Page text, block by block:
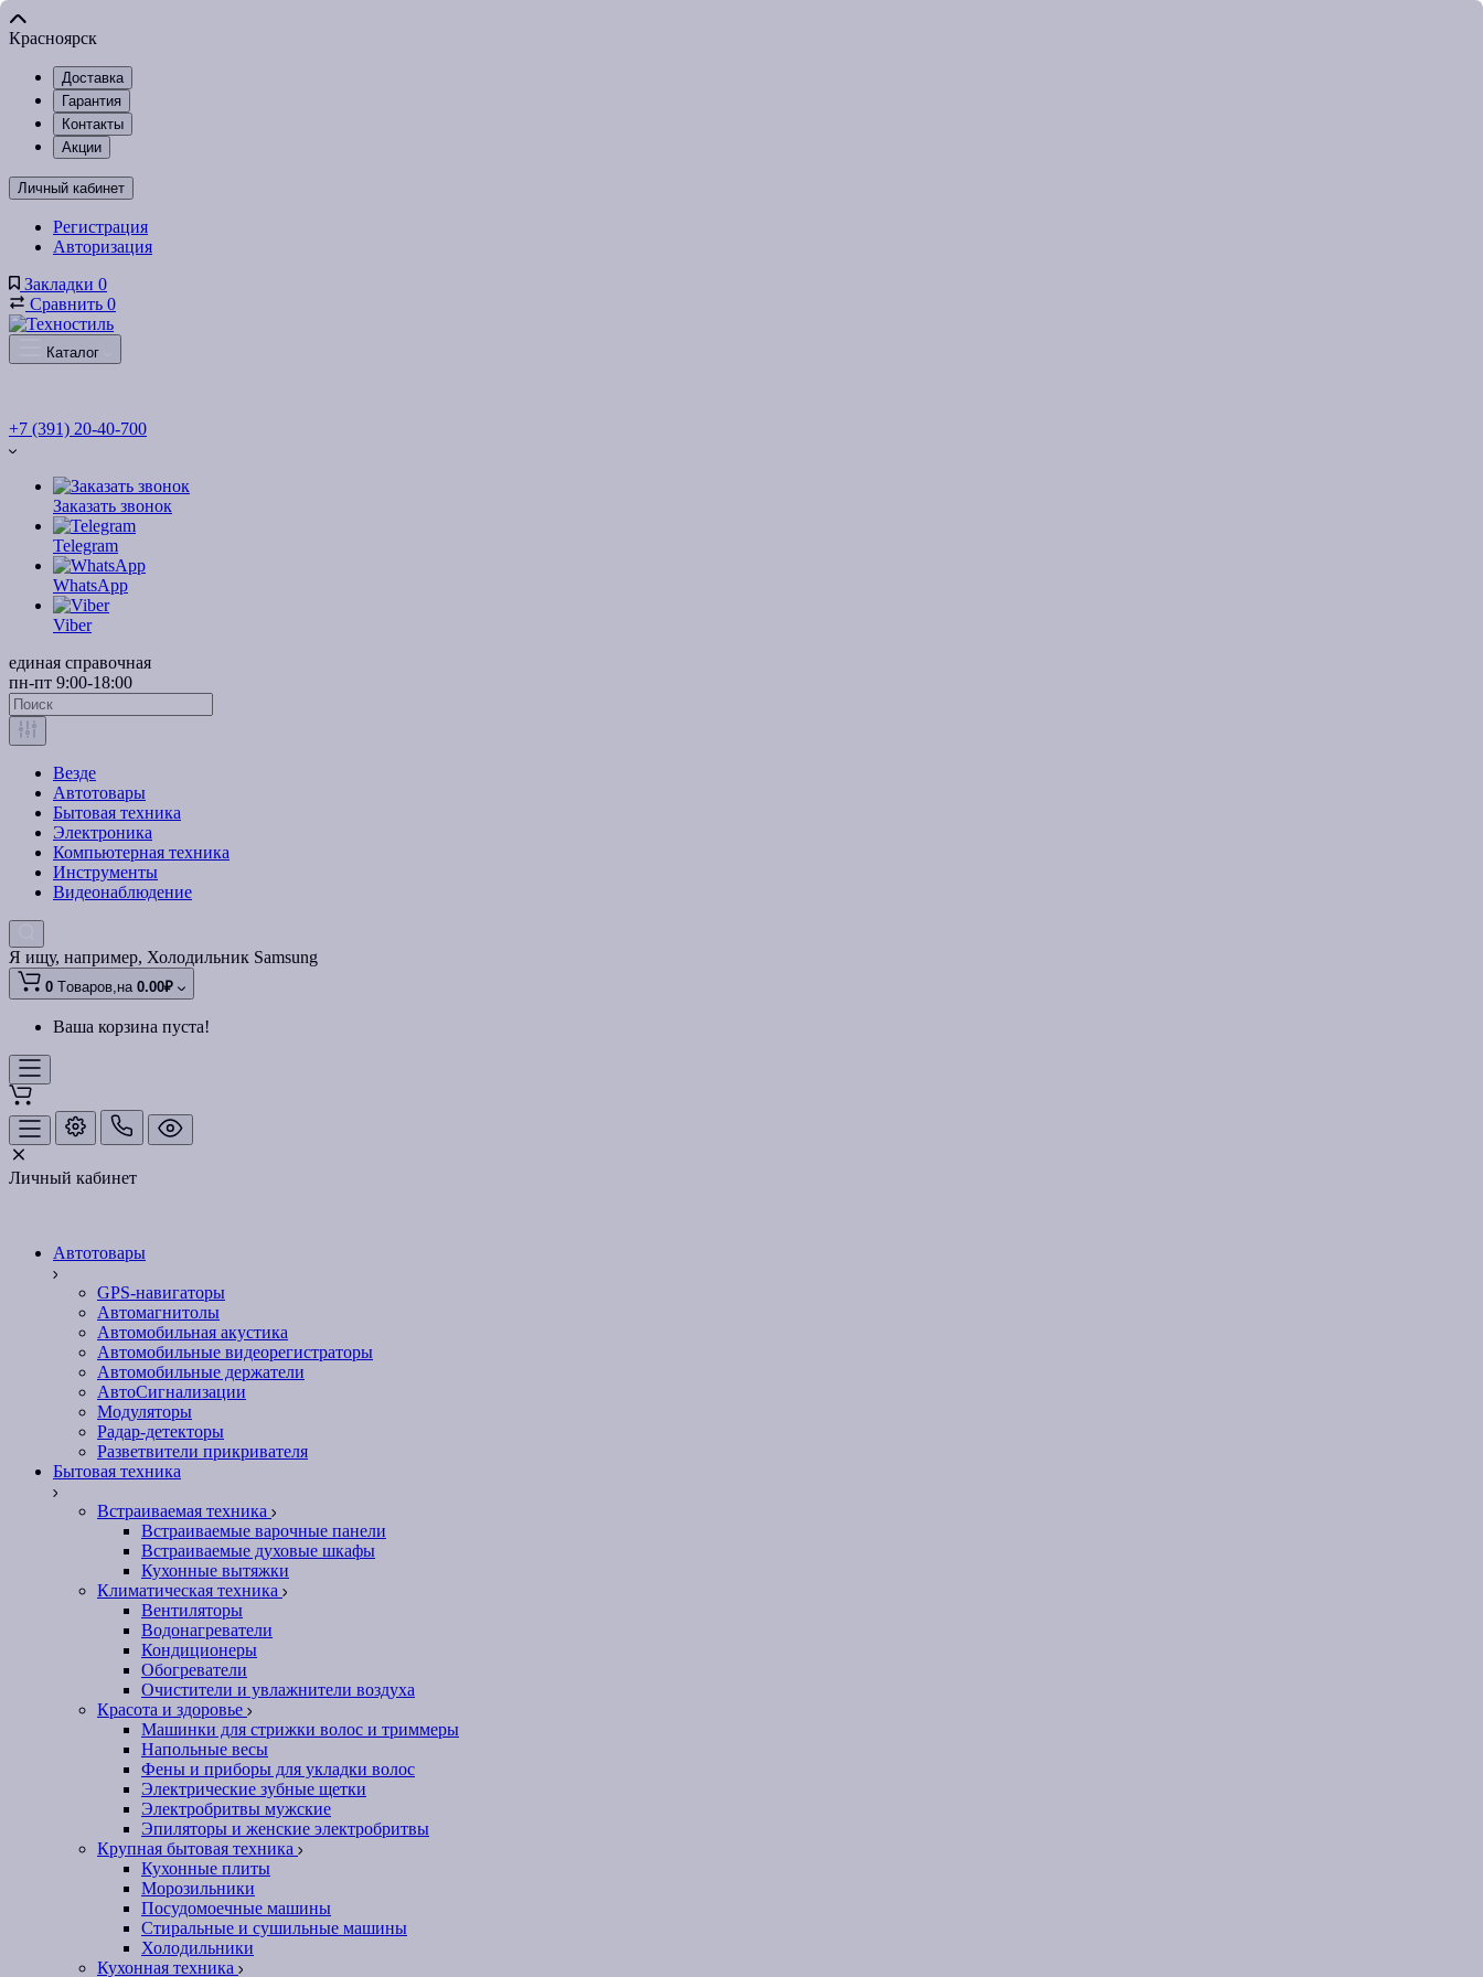
Красноярск
Доставка
Гарантия
Контакты
Акции
Личный кабинет
Регистрация
Авторизация
Закладки 0
Сравнить 0
Каталог
+7 (391) 20-40-700
Заказать звонок
Telegram
WhatsApp
Viber
единая справочная
пн-пт 9:00-18:00
Везде
Автотовары
Бытовая техника
Электроника
Компьютерная техника
Инструменты
Видеонаблюдение
Я ищу, например, Холодильник Samsung
0 Tоваров,на 0.00₽
Ваша корзина пуста!
Личный кабинет
Автотовары
GPS-навигаторы
Автомагнитолы
Автомобильная акустика
Автомобильные видеорегистраторы
Автомобильные держатели
АвтоСигнализации
Модуляторы
Радар-детекторы
Разветвители прикривателя
Бытовая техника
Встраиваемая техника
Встраиваемые варочные панели
Встраиваемые духовые шкафы
Кухонные вытяжки
Климатическая техника
Вентиляторы
Водонагреватели
Кондиционеры
Обогреватели
Очистители и увлажнители воздуха
Красота и здоровье
Машинки для стрижки волос и триммеры
Напольные весы
Фены и приборы для укладки волос
Электрические зубные щетки
Электробритвы мужские
Эпиляторы и женские электробритвы
Крупная бытовая техника
Кухонные плиты
Морозильники
Посудомоечные машины
Стиральные и сушильные машины
Холодильники
Кухонная техника